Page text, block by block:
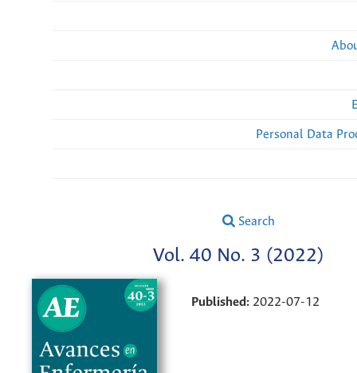
Personal Data
Search
Vol. 40 No. 3 (2022)
Published: 2022-07-12